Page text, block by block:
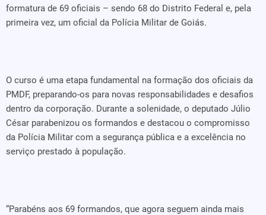
formatura de 69 oficiais – sendo 68 do Distrito Federal e, pela
primeira vez, um oficial da Polícia Militar de Goiás.
O curso é uma etapa fundamental na formação dos oficiais da
PMDF, preparando-os para novas responsabilidades e desafios
dentro da corporação. Durante a solenidade, o deputado Júlio
César parabenizou os formandos e destacou o compromisso
da Polícia Militar com a segurança pública e a excelência no
serviço prestado à população.
“Parabéns aos 69 formandos, que agora seguem ainda mais